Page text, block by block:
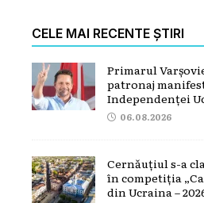
CELE MAI RECENTE ȘTIRI
Primarul
patronaj
Independenței
06.08.2026
Cernăuțiul s-a
în competiția
din Ucraina –